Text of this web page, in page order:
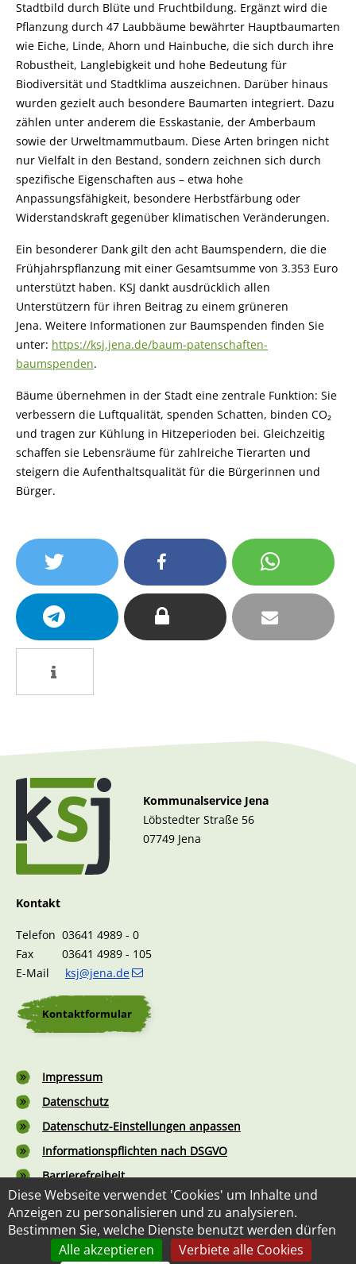
Stadtbild durch Blüte und Fruchtbildung. Ergänzt wird die
Pflanzung durch 47 Laubbäume bewährter Hauptbaumarten
wie Eiche, Linde, Ahorn und Hainbuche, die sich durch ihre
Robustheit, Langlebigkeit und hohe Bedeutung für
Biodiversität und Stadtklima auszeichnen. Darüber hinaus
wurden gezielt auch besondere Baumarten integriert. Dazu
zählen unter anderem die Esskastanie, der Amberbaum
sowie der Urweltmammutbaum. Diese Arten bringen nicht
nur Vielfalt in den Bestand, sondern zeichnen sich durch
spezifische Eigenschaften aus – etwa hohe
Anpassungsfähigkeit, besondere Herbstfärbung oder
Widerstandskraft gegenüber klimatischen Veränderungen.
Ein besonderer Dank gilt den acht Baumspendern, die die
Frühjahrspflanzung mit einer Gesamtsumme von 3.353 Euro
unterstützt haben. KSJ dankt ausdrücklich allen
Unterstützern für ihren Beitrag zu einem grüneren
Jena. Weitere Informationen zur Baumspenden finden Sie
unter: https://ksj.jena.de/baum-patenschaften-
baumspenden.
Bäume übernehmen in der Stadt eine zentrale Funktion: Sie
verbessern die Luftqualität, spenden Schatten, binden CO₂
und tragen zur Kühlung in Hitzeperioden bei. Gleichzeitig
schaffen sie Lebensräume für zahlreiche Tierarten und
steigern die Aufenthaltsqualität für die Bürgerinnen und
Bürger.
Kommunalservice Jena
Löbstedter Straße 56
07749 Jena
Kontakt
Telefon 03641 4989 - 0
Fax 03641 4989 - 105
E-Mail ksj@jena.de
Kontaktformular
FußzeileImpressum
Datenschutz
Datenschutz-Einstellungen anpassen
Informationspflichten nach DSGVO
Barrierefreiheit
Kontaktformular
©2026 Kommunalservice Jena
Diese Webseite verwendet 'Cookies' um Inhalte und
Anzeigen zu personalisieren und zu analysieren.
Bestimmen Sie, welche Dienste benutzt werden dürfen
Alle akzeptieren
Verbiete alle Cookies